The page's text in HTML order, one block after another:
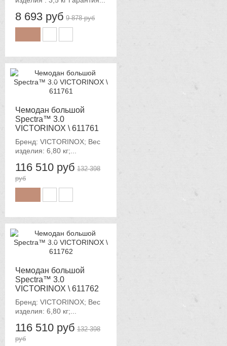
8 693 руб 9 878 руб
Чемодан большой
Spectra™ 3.0
VICTORINOX \ 611761
Бренд: VICTORINOX; Вес
изделия: 6,80 кг;...
116 510 руб
-12%
132 398
руб
Чемодан большой
Spectra™ 3.0
VICTORINOX \ 611762
Бренд: VICTORINOX; Вес
изделия: 6,80 кг;...
116 510 руб
-12%
132 398
руб